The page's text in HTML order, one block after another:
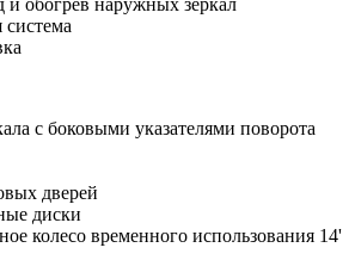
и обогрев наружных зеркал
с боковыми указателями поворота
дверей
диски
колесо временного использования 14'